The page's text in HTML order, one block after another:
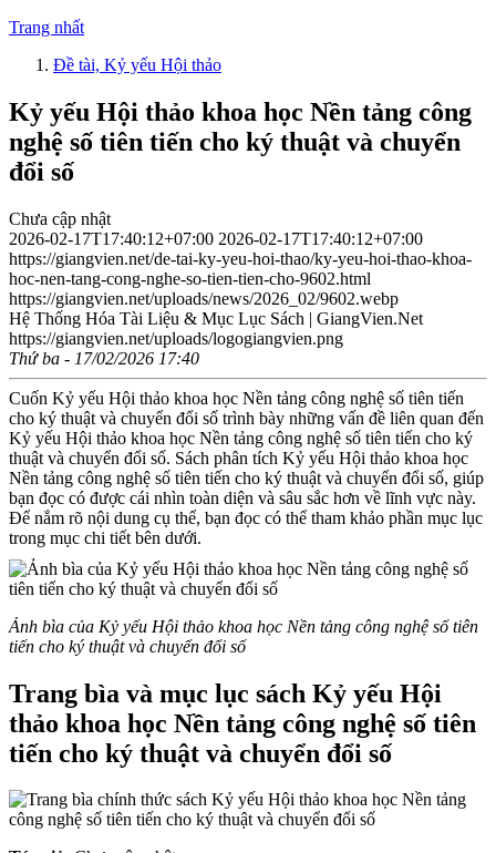
Trang nhất
Đề tài, Kỷ yếu Hội thảo
Kỷ yếu Hội thảo khoa học Nền tảng công
nghệ số tiên tiến cho ký thuật và chuyển
đổi số
Chưa cập nhật
2026-02-17T17:40:12+07:00 2026-02-17T17:40:12+07:00
https://giangvien.net/de-tai-ky-yeu-hoi-thao/ky-yeu-hoi-thao-khoa-
hoc-nen-tang-cong-nghe-so-tien-tien-cho-9602.html
https://giangvien.net/uploads/news/2026_02/9602.webp
Hệ Thống Hóa Tài Liệu & Mục Lục Sách | GiangVien.Net
https://giangvien.net/uploads/logogiangvien.png
Thứ ba - 17/02/2026 17:40
Cuốn Kỷ yếu Hội thảo khoa học Nền tảng công nghệ số tiên tiến
cho ký thuật và chuyển đổi số trình bày những vấn đề liên quan đến
Kỷ yếu Hội thảo khoa học Nền tảng công nghệ số tiên tiến cho ký
thuật và chuyển đổi số. Sách phân tích Kỷ yếu Hội thảo khoa học
Nền tảng công nghệ số tiên tiến cho ký thuật và chuyển đổi số, giúp
bạn đọc có được cái nhìn toàn diện và sâu sắc hơn về lĩnh vực này.
Để nắm rõ nội dung cụ thể, bạn đọc có thể tham khảo phần mục lục
trong mục chi tiết bên dưới.
Ảnh bìa của Kỷ yếu Hội thảo khoa học Nền tảng công nghệ số tiên
tiến cho ký thuật và chuyển đổi số
Trang bìa và mục lục sách Kỷ yếu Hội
thảo khoa học Nền tảng công nghệ số tiên
tiến cho ký thuật và chuyển đổi số